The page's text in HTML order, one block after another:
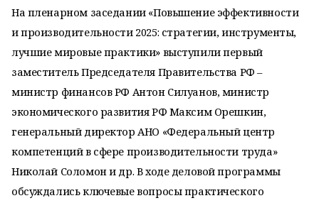
На пленарном заседании «Повышение эффективности
и производительности 2025: стратегии, инструменты,
лучшие мировые практики» выступили первый
заместитель Председателя Правительства РФ –
министр финансов РФ Антон Силуанов, министр
экономического развития РФ Максим Орешкин,
генеральный директор АНО «Федеральный центр
компетенций в сфере производительности труда»
Николай Соломон и др. В ходе деловой программы
обсуждались ключевые вопросы практического